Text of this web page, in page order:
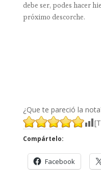
debe ser, podes hacer
próximo descorche.
¿Que te pareció la
Compártelo:
Facebook